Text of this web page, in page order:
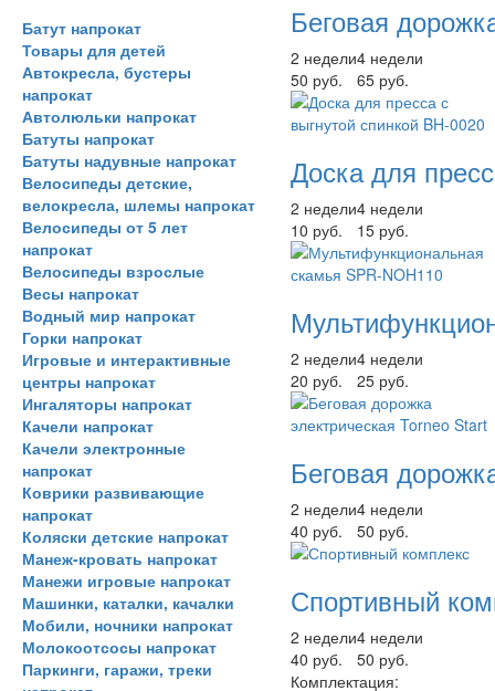
Батут напрокат
Товары для детей
Автокресла, бустеры
напрокат
Автолюльки напрокат
Батуты напрокат
Батуты надувные напрокат
Велосипеды детские,
велокресла, шлемы напрокат
Велосипеды от 5 лет
напрокат
Велосипеды взрослые
Весы напрокат
Водный мир напрокат
Горки напрокат
Игровые и интерактивные
центры напрокат
Ингаляторы напрокат
Качели напрокат
Качели электронные
напрокат
Коврики развивающие
напрокат
Коляски детские напрокат
Манеж-кровать напрокат
Манежи игровые напрокат
Машинки, каталки, качалки
Мобили, ночники напрокат
Молокоотсосы напрокат
Паркинги, гаражи, треки
Беговая
2 недели4 недели
50 руб.
65 руб.
Доска для
2 недели4 недели
10 руб.
15 руб.
2 недели4 недели
20 руб.
25 руб.
Беговая
2 недели4 недели
40 руб.
50 руб.
Спортивный
2 недели4 недели
40 руб.
50 руб.
Комплектация: